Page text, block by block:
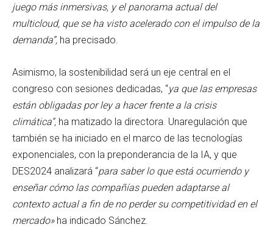
juego más inmersivas, y el panorama actual del
multicloud, que se ha visto acelerado con el impulso de la
demanda”, ha precisado.
Asimismo, la sostenibilidad será un eje central en el
congreso con sesiones dedicadas, “ya que las empresas
están obligadas por ley a hacer frente a la crisis
climática”, ha matizado la directora. Unaregulación que
también se ha iniciado en el marco de las tecnologías
exponenciales, con la preponderancia de la IA, y que
DES2024 analizará “para saber lo que está ocurriendo y
enseñar cómo las compañías pueden adaptarse al
contexto actual a fin de no perder su competitividad en el
mercado» ha indicado Sánchez.